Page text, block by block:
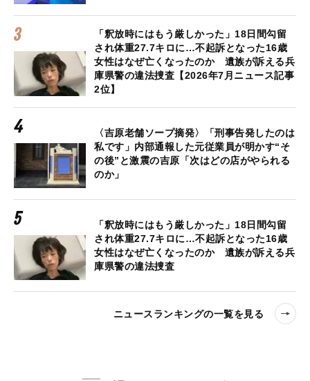
「釈放時にはもう厳しかった」18日間勾留
され体重27.7キロに…不起訴となった16歳
女性はなぜ亡くなったのか 遺族が訴える兵
庫県警の違法捜査【2026年7月ニュース記事
2位】
〈吉原老舗ソープ摘発〉「刑事告発したのは
私です」内部通報した元従業員が明かす“そ
の後”と激震の吉原「次はどの店がやられる
のか」
「釈放時にはもう厳しかった」18日間勾留
され体重27.7キロに…不起訴となった16歳
女性はなぜ亡くなったのか 遺族が訴える兵
庫県警の違法捜査
ニュースランキングの一覧を見る